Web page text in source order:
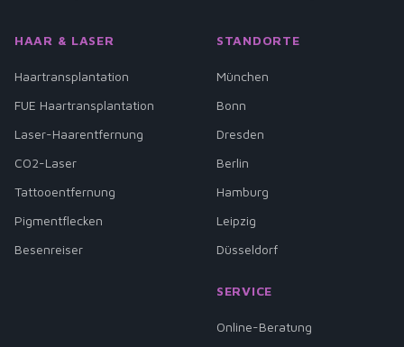
HAAR & LASER
Haartransplantation
FUE Haartransplantation
Laser-Haarentfernung
CO2-Laser
Tattooentfernung
Pigmentflecken
Besenreiser
STANDORTE
München
Bonn
Dresden
Berlin
Hamburg
Leipzig
Düsseldorf
SERVICE
Online-Beratung